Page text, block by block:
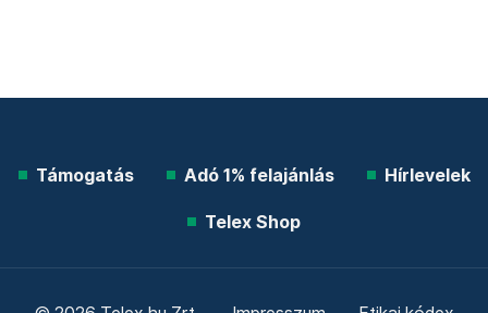
Támogatás Adó 1% felajánlás Hírlevelek
Telex Shop